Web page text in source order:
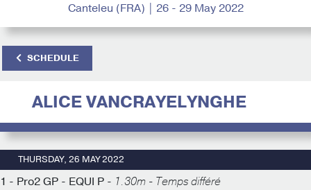
Canteleu (FRA) | 26 - 29 May 2022
SCHEDULE
ALICE VANCRAYELYNGHE
THURSDAY, 26 MAY 2022
1 - Pro2 GP - EQUI P - 1.30m - Temps différé